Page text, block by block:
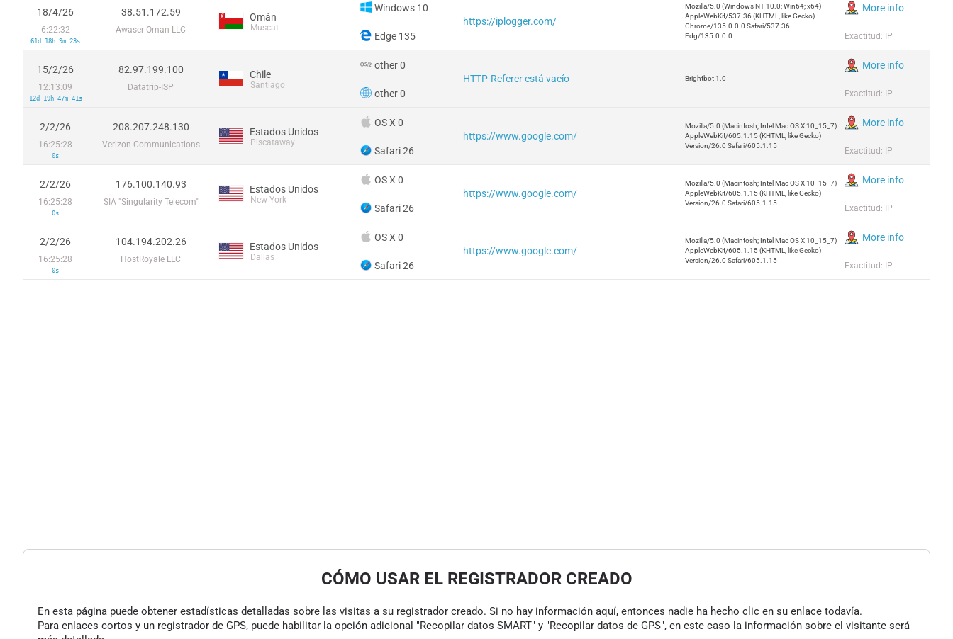
18/4/26
6:22:32
61d 18h 9m 23s
38.51.172.59
Awaser Oman LLC
Omán
Muscat
Windows 10
Edge 135
https://iplogger.com/
Mozilla/5.0 (Windows NT 10.0; Win64; x64)
AppleWebKit/537.36 (KHTML, like Gecko)
Chrome/135.0.0.0 Safari/537.36
Edg/135.0.0.0
More info
Exactitud: IP
15/2/26
12:13:09
12d 19h 47m 41s
82.97.199.100
Datatrip-ISP
Chile
Santiago
other 0
other 0
HTTP-Referer está vacío Brightbot 1.0
More info
Exactitud: IP
2/2/26
16:25:28
0s
208.207.248.130
Verizon Communications
Estados Unidos
Piscataway
OS X 0
Safari 26
https://www.google.com/
Mozilla/5.0 (Macintosh; Intel Mac OS X 10_15_7)
AppleWebKit/605.1.15 (KHTML, like Gecko)
Version/26.0 Safari/605.1.15
More info
Exactitud: IP
2/2/26
16:25:28
0s
176.100.140.93
SIA "Singularity Telecom"
Estados Unidos
New York
OS X 0
Safari 26
https://www.google.com/
Mozilla/5.0 (Macintosh; Intel Mac OS X 10_15_7)
AppleWebKit/605.1.15 (KHTML, like Gecko)
Version/26.0 Safari/605.1.15
More info
Exactitud: IP
2/2/26
16:25:28
0s
104.194.202.26
HostRoyale LLC
Estados Unidos
Dallas
OS X 0
Safari 26
https://www.google.com/
Mozilla/5.0 (Macintosh; Intel Mac OS X 10_15_7)
AppleWebKit/605.1.15 (KHTML, like Gecko)
Version/26.0 Safari/605.1.15
More info
Exactitud: IP
CÓMO USAR EL REGISTRADOR CREADO
En esta página puede obtener estadísticas detalladas sobre las visitas a su registrador creado. Si no hay información aquí, entonces nadie ha hecho clic en su enlace todavía.
Para enlaces cortos y un registrador de GPS, puede habilitar la opción adicional "Recopilar datos SMART" y "Recopilar datos de GPS", en este caso la información sobre el visitante será